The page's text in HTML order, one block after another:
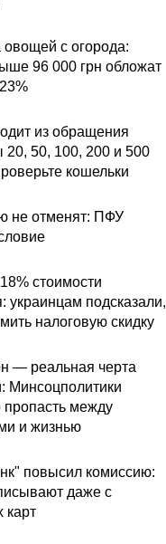
с огорода:
96 000 грн обложат
из обращения
20, 50, 100, 200 и 500
кошельки
не отменят: ПФУ
стоимости
украинцам подсказали,
налоговую скидку
— реальная черта
Минсоцполитики
пропасть между
и жизнью
повысил комиссию:
даже с
карт